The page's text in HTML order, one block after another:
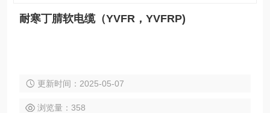
耐寒丁腈软电缆（YVFR，YVFRP)
更新时间：2025-05-07
浏览量：358